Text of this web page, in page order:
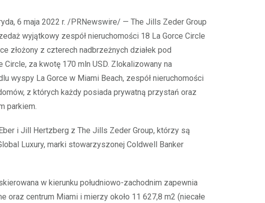
wyjątkowy zespół nieruchomości 18 La Gorce Circle
złożony z czterech nadbrzeżnych działek pod
Circle, za kwotę 170 mln USD. Zlokalizowany na
wyspy La Gorce w Miami Beach, zespół nieruchomości
z których każdy posiada prywatną przystań oraz
parkiem.
i Jill Hertzberg z The Jills Zeder Group, którzy są
Luxury, marki stowarzyszonej Coldwell Banker
w kierunku południowo-zachodnim zapewnia
oraz centrum Miami i mierzy około 11 627,8 m2 (niecałe